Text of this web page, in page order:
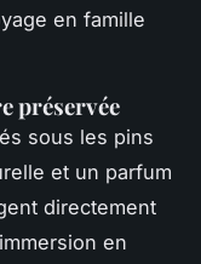
en famille
préservée
sous les pins
et un parfum
directement
en